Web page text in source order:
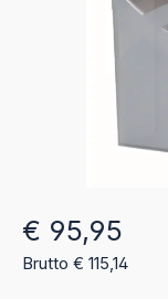
Regulärer Preis:
€ 95,95
Brutto € 115,14